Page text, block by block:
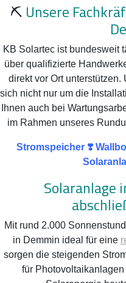
⛏️ Unsere
KB Solartec ist bundesweit
über qualifizierte
direkt vor Ort unterstützen.
sich nicht nur um die
Ihnen auch bei
im Rahmen unseres
Stromspeicher ❣️
Solaranlage
Mit rund 2.000
in Demmin ideal für eine
sorgen die steigenden
für